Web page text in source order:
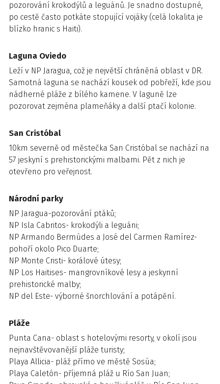
pozorování krokodýlů a leguánů. Je snadno dostupné,
po cestě často potkáte stopující vojáky (celá lokalita je
blízko hranic s Haiti).
Laguna Oviedo
Leží v NP Jaragua, což je největší chráněná oblast v DR.
Samotná laguna se nachází kousek od pobřeží, kde jsou
nádherné pláže z bílého kamene. V laguně lze
pozorovat zejména plameňáky a další ptačí kolonie.
San Cristóbal
10km severně od městečka San Cristóbal se nachází na
57 jeskyní s prehistorickými malbami. Pět z nich je
otevřeno pro veřejnost.
Národní parky
NP Jaragua-pozorování ptáků;
NP Isla Cabritos- krokodýli a leguáni;
NP Armando Bermúdes a José del Carmen Ramírez-
pohoří okolo Pico Duarte;
NP Monte Cristi- korálové útesy;
NP Los Haitises- mangrovníkové lesy a jeskynní
prehistorické malby;
NP del Este- výborné šnorchlování a potápění.
Pláže
Punta Cana- oblast s hotelovými resorty, v okolí jsou
nejnavštěvovanější pláže turisty;
Playa Allicia- pláž přímo ve městě Sosúa;
Playa Caletón- příjemná pláž u Río San Juan;